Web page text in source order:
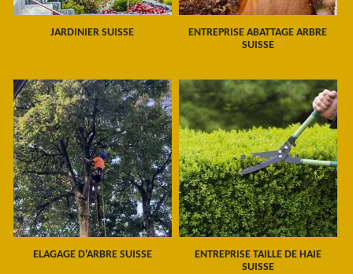
JARDINIER SUISSE
ENTREPRISE ABATTAGE ARBRE
SUISSE
ELAGAGE D'ARBRE SUISSE
ENTREPRISE TAILLE DE HAIE
SUISSE